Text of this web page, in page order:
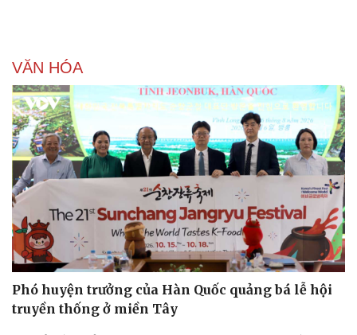
VĂN HÓA
Phó huyện trưởng của Hàn Quốc quảng bá lễ hội
truyền thống ở miền Tây